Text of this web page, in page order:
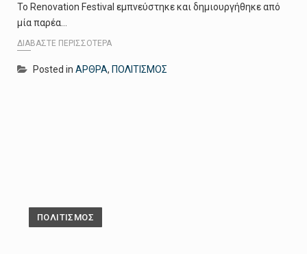
Το Renovation Festival εμπνεύστηκε και δημιουργήθηκε από
μία παρέα…
ΔΙΑΒΆΣΤΕ ΠΕΡΙΣΣΌΤΕΡΑ
Posted in ΑΡΘΡΑ, ΠΟΛΙΤΙΣΜΟΣ
ΠΟΛΙΤΙΣΜΟΣ